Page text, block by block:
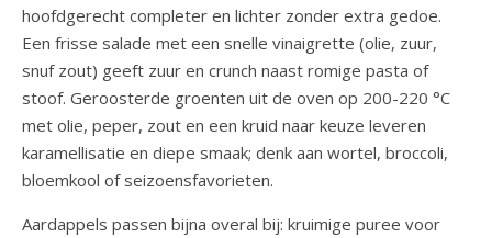
hoofdgerecht completer en lichter zonder extra gedoe.
Een frisse salade met een snelle vinaigrette (olie, zuur,
snuf zout) geeft zuur en crunch naast romige pasta of
stoof. Geroosterde groenten uit de oven op 200-220 °C
met olie, peper, zout en een kruid naar keuze leveren
karamellisatie en diepe smaak; denk aan wortel, broccoli,
bloemkool of seizoensfavorieten.
Aardappels passen bijna overal bij: kruimige puree voor